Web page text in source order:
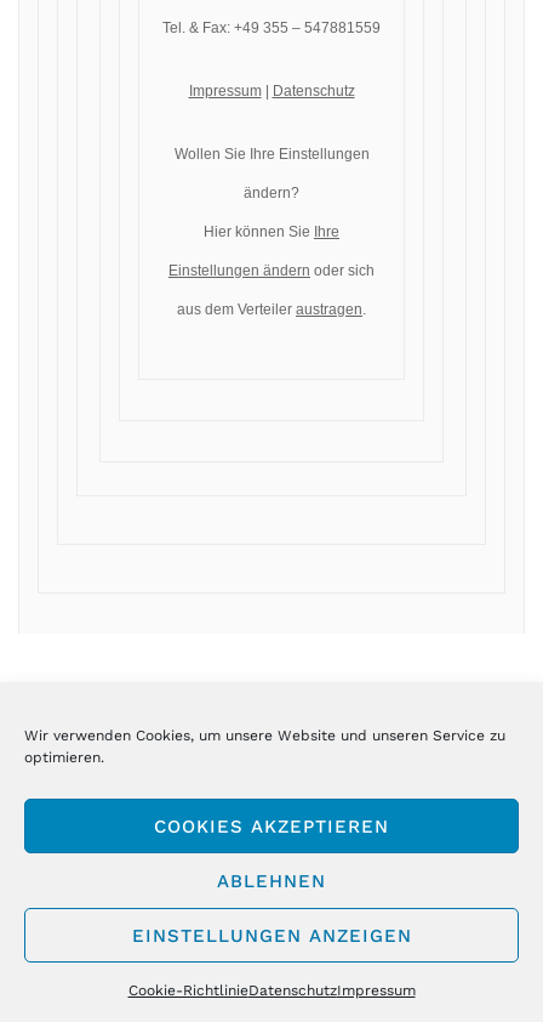
Wir verwenden Cookies, um unsere Website und unseren Service zu
optimieren.
COOKIES AKZEPTIEREN
ABLEHNEN
EINSTELLUNGEN ANZEIGEN
Cookie-RichtlinieDatenschutzImpressum
Tel. & Fax: +49 355 – 547881559
Impressum| Datenschutz
Wollen Sie Ihre Einstellungen
ändern?
Hier können Sie Ihre
Einstellungen ändern oder sich
aus dem Verteiler austragen.
SpaceX vor Mega IPO –
wann kippt die Tsunami-
Sofort kaufen – Zeit für
den nächsten Rebound